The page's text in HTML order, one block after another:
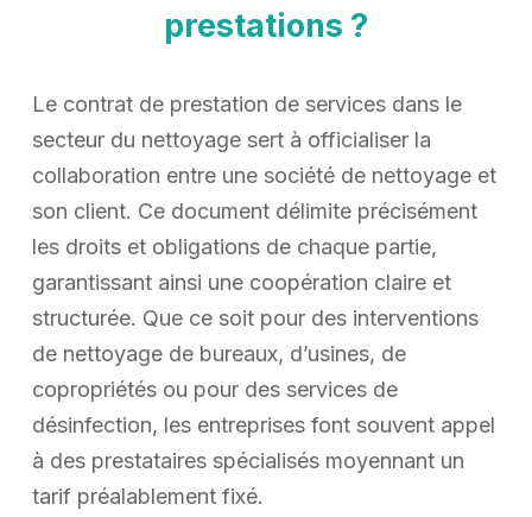
prestations ?
Le contrat de prestation de services dans le
secteur du nettoyage sert à officialiser la
collaboration entre une société de nettoyage et
son client. Ce document délimite précisément
les droits et obligations de chaque partie,
garantissant ainsi une coopération claire et
structurée. Que ce soit pour des interventions
de nettoyage de bureaux, d’usines, de
copropriétés ou pour des services de
désinfection, les entreprises font souvent appel
à des prestataires spécialisés moyennant un
tarif préalablement fixé.